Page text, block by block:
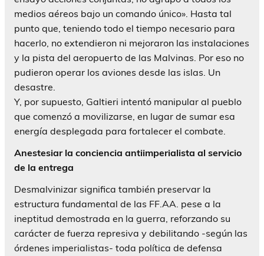
medios aéreos bajo un comando único». Hasta tal
punto que, teniendo todo el tiempo necesario para
hacerlo, no extendieron ni mejoraron las instalaciones
y la pista del aeropuerto de las Malvinas. Por eso no
pudieron operar los aviones desde las islas. Un
desastre.
Y, por supuesto, Galtieri intentó manipular al pueblo
que comenzó a movilizarse, en lugar de sumar esa
energía desplegada para fortalecer el combate.
Anestesiar la conciencia antiimperialista al servicio
de la entrega
Desmalvinizar significa también preservar la
estructura fundamental de las FF.AA. pese a la
ineptitud demostrada en la guerra, reforzando su
carácter de fuerza represiva y debilitando -según las
órdenes imperialistas- toda política de defensa